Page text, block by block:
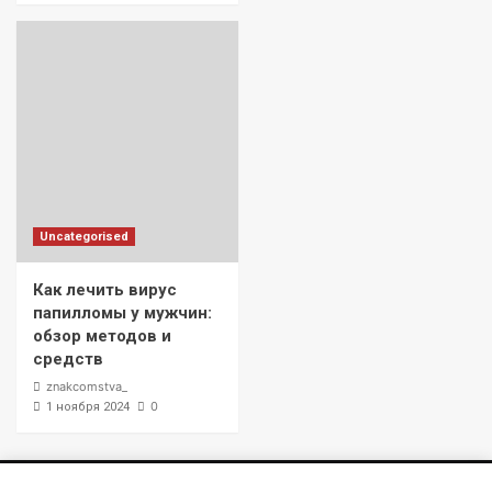
Uncategorised
Как лечить вирус
папилломы у мужчин:
обзор методов и
средств
znakcomstva_
1 ноября 2024 0